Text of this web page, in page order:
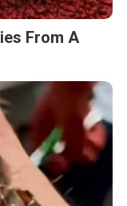
From A